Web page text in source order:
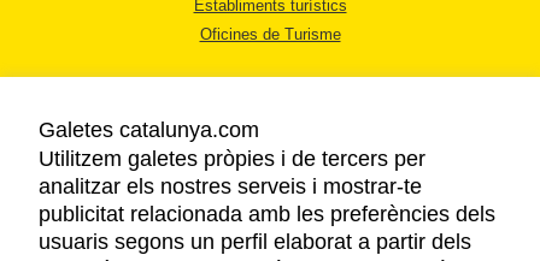
Establiments turístics
Oficines de Turisme
AVÍS LEGAL
POLÍTICA DE PRIVACITAT
Galetes catalunya.com
Utilitzem galetes pròpies i de tercers per
analitzar els nostres serveis i mostrar-te
publicitat relacionada amb les preferències dels
usuaris segons un perfil elaborat a partir dels